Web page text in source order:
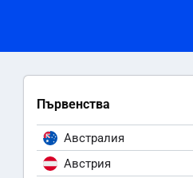
Първенства
Австралия
Австрия